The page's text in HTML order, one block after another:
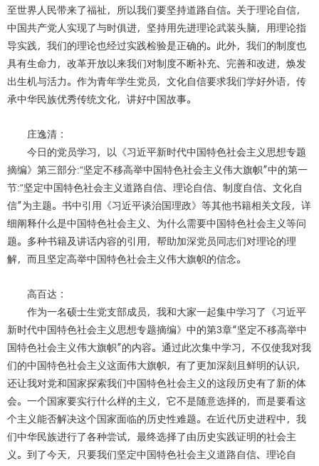
至世界人民带来了福祉，所以我们要坚持道路自信。关于理论自信，
中国共产党人实现了与时俱进，坚持用先进理论武装头脑，用理论指
导实践，我们的理论也经过实践检验是正确的。此外，我们的制度也
具有生命力，改革开放以来我们对制度不断补充、完善和改进，焕发
出生机与活力。作为青年学生党员，文化自信要求我们学好外语，传
承中华民族优秀传统文化，讲好中国故事。
庄逸清：
今日的党员学习，以《习近平新时代中国特色社会主义思想专题
摘编》第三部分:“坚定不移高举中国特色社会主义伟大旗帜”中的第一
节:“坚定中国特色社会主义道路自信、理论自信、制度自信、文化自
信”为主题。书中引用《习近平谈治国理政》等其他书籍相关文段，详
细阐释什么是中国特色社会主义、为什么需要中国特色社会主义等问
题。多种书籍及讲话内容的引用，帮助加深党员同志们对理论的理
解，而且坚定高举中国特色社会主义伟大旗帜的信念。
高百达：
作为一名硕士生党支部成员，我和大家一起集中学习了《习近平
新时代中国特色社会主义思想专题摘编》中的第3章“坚定不移高举中
国特色社会主义伟大旗帜”的内容。通过此次集中学习，不仅使我对我
们的中国特色社会主义这面伟大旗帜，有了更加深刻且鲜明的认识，
还让我对党和国家探索我们中国特色社会主义的这段历史有了新的体
会。一个国家要实行什么样的主义，它不是随意选择的，而是要看这
个主义能否解决这个国家面临的历史性难题。在近代历史进程中，我
们中华民族进行了各种尝试，最终选择了由历史实践证明的社会主
义。到了今天，只要我们坚定中国特色社会主义道路自信、理论自